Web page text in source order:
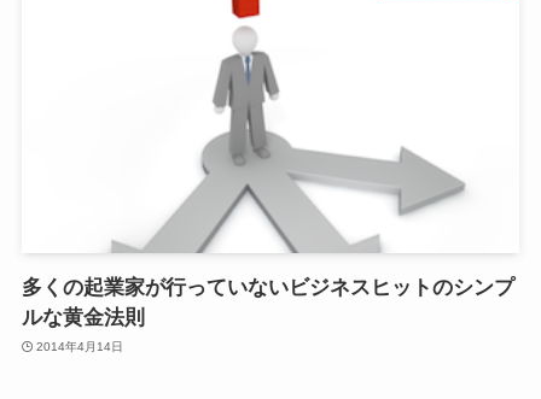
多くの起業家が行っていないビジネスヒットのシンプ
ルな黄金法則
2014年4月14日